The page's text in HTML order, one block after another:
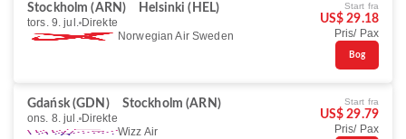
Stockholm (ARN)
Helsinki (HEL)
tors. 9. jul. Direkte
Norwegian Air Sweden
Start fra
US$ 29.18
Pris/ Pax
Bog
Gdańsk (GDN)
Stockholm (ARN)
ons. 8. jul. Direkte
Wizz Air
Start fra
US$ 29.79
Pris/ Pax